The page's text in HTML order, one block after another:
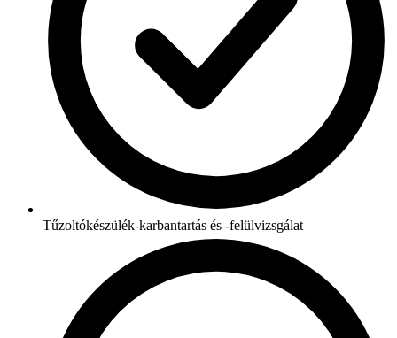
Tűzoltókészülék-karbantartás és -felülvizsgálat